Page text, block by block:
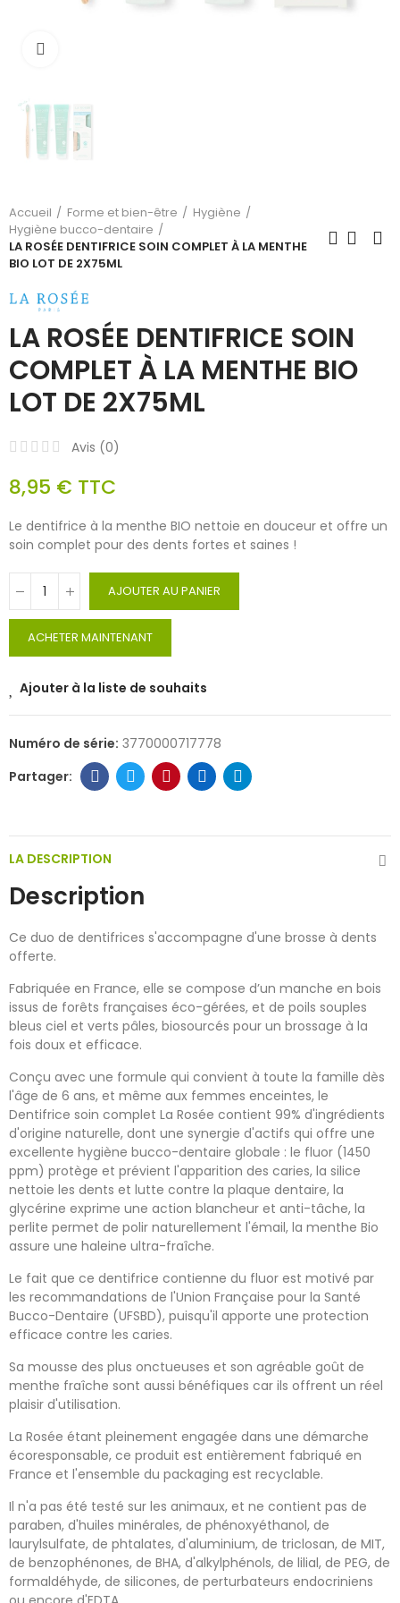
Accueil Forme et bien-être
Hygiène
Hygiène bucco-dentaire
LA ROSÉE DENTIFRICE SOIN COMPLET À LA MENTHE
BIO LOT DE 2X75ML
LA ROSÉE DENTIFRICE SOIN
COMPLET À LA MENTHE BIO
LOT DE 2X75ML
Avis (0)
8,95 € TTC
Le dentifrice à la menthe BIO nettoie en douceur et offre un
soin complet pour des dents fortes et saines !
AJOUTER AU PANIER
ACHETER MAINTENANT
Ajouter à la liste de souhaits
Numéro de série: 3770000717778
LA DESCRIPTION
Description
Ce duo de dentifrices s'accompagne d'une brosse à dents
offerte.
Fabriquée en France, elle se compose d’un manche en bois
issus de forêts françaises éco-gérées, et de poils souples
bleus ciel et verts pâles, biosourcés pour un brossage à la
fois doux et efficace.
Conçu avec une formule qui convient à toute la famille dès
l'âge de 6 ans, et même aux femmes enceintes, le
Dentifrice soin complet La Rosée contient 99% d'ingrédients
d'origine naturelle, dont une synergie d'actifs qui offre une
excellente hygiène bucco-dentaire globale : le fluor (1450
ppm) protège et prévient l'apparition des caries, la silice
nettoie les dents et lutte contre la plaque dentaire, la
glycérine exprime une action blancheur et anti-tâche, la
perlite permet de polir naturellement l'émail, la menthe Bio
assure une haleine ultra-fraîche.
Le fait que ce dentifrice contienne du fluor est motivé par
les recommandations de l'Union Française pour la Santé
Bucco-Dentaire (UFSBD), puisqu'il apporte une protection
efficace contre les caries.
Sa mousse des plus onctueuses et son agréable goût de
menthe fraîche sont aussi bénéfiques car ils offrent un réel
plaisir d'utilisation.
La Rosée étant pleinement engagée dans une démarche
écoresponsable, ce produit est entièrement fabriqué en
France et l'ensemble du packaging est recyclable.
Il n'a pas été testé sur les animaux, et ne contient pas de
paraben, d'huiles minérales, de phénoxyéthanol, de
laurylsulfate, de phtalates, d'aluminium, de triclosan, de MIT,
de benzophénones, de BHA, d'alkylphénols, de lilial, de PEG, de
formaldéhyde, de silicones, de perturbateurs endocriniens